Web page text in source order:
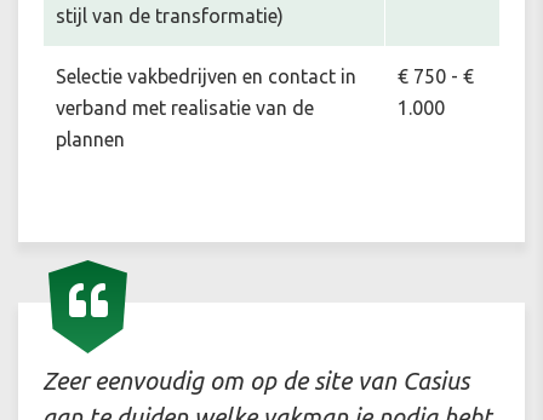
stijl van de transformatie)
Selectie vakbedrijven en contact in
verband met realisatie van de
plannen
€ 750 - €
1.000
Zeer eenvoudig om op de site van Casius